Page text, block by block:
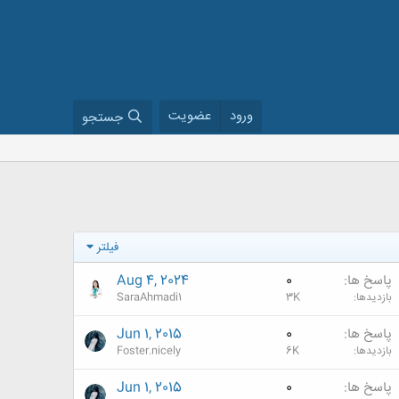
ورود عضویت جستجو
فیلتر
پاسخ ها 0
بازدیدها 3K
Aug 4, 2024
SaraAhmadi1
پاسخ ها 0
بازدیدها 6K
Jun 1, 2015
Foster.nicely
پاسخ ها 0
Jun 1, 2015